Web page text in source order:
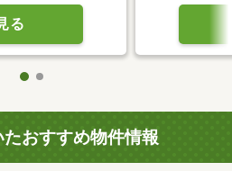
る
おすすめ物件情報